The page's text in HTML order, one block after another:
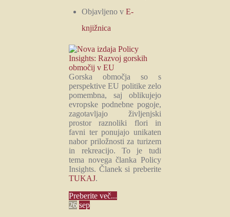
Objavljeno v E-
knjižnica
Gorska območja so s
perspektive EU politike zelo
pomembna, saj oblikujejo
evropske podnebne pogoje,
zagotavljajo življenjski
prostor raznoliki flori in
favni ter ponujajo unikaten
nabor priložnosti za turizem
in rekreacijo. To je tudi
tema novega članka Policy
Insights. Članek si preberite
TUKAJ.
Preberite več...
26 sep